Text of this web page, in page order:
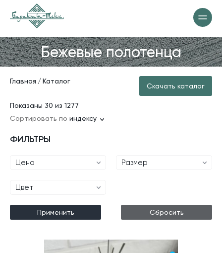
Бежевые полотенца
Главная Каталог
Скачать каталог
Показаны 30 из 1277
Сортировать по индексу
ФИЛЬТРЫ
Цена Размер
Цвет
Применить Сбросить